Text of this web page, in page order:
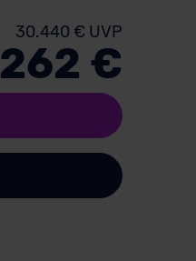
30.440 € UVP
262 €